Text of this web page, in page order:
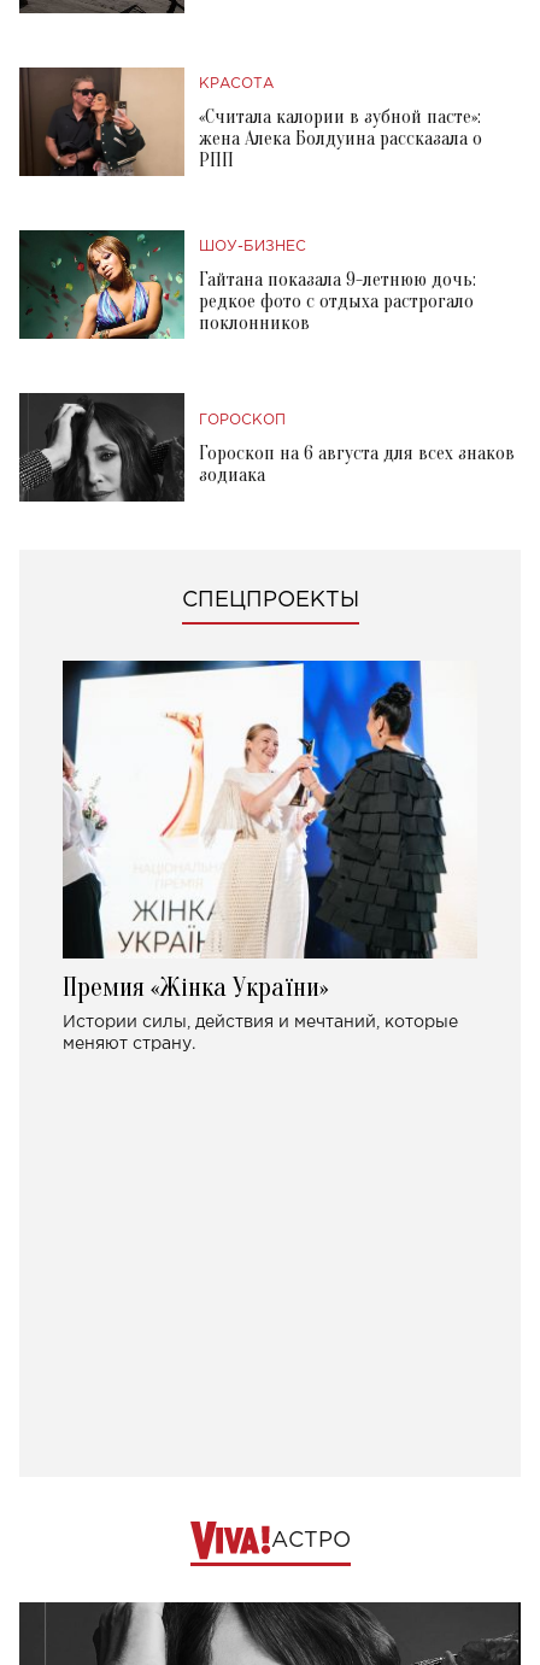
КРАСОТА
«Считала калории в зубной пасте»:
жена Алека Болдуина рассказала о
РПП
ШОУ-БИЗНЕС
Гайтана показала 9-летнюю дочь:
редкое фото с отдыха растрогало
поклонников
ГОРОСКОП
Гороскоп на 6 августа для всех знаков
зодиака
СПЕЦПРОЕКТЫ
Премия «Жінка України»
Истории силы, действия и мечтаний, которые
меняют страну.
АСТРО